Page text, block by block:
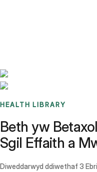
HEALTH LIBRARY
Beth yw
Sgil Effaith a
Diweddarwyd ddiwethaf 3